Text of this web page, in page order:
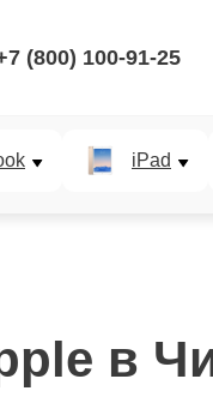
(800) 100-91-25
iPad
в